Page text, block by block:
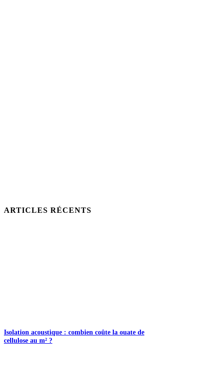
ARTICLES RÉCENTS
Isolation acoustique : combien coûte la ouate de
cellulose au m² ?